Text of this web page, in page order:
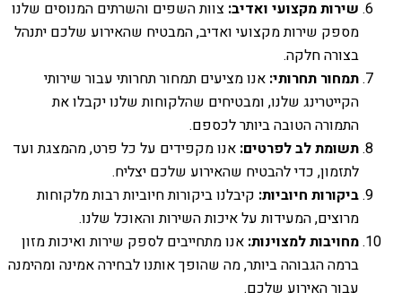
שירות מקצועי ואדיב: צוות השפים והשרתים המנוסים שלנו
מספק שירות מקצועי ואדיב, המבטיח שהאירוע שלכם יתנהל
בצורה חלקה.
תמחור תחרותי: אנו מציעים תמחור תחרותי עבור שירותי
הקייטרינג שלנו, ומבטיחים שהלקוחות שלנו יקבלו את
התמורה הטובה ביותר לכספם.
תשומת לב לפרטים: אנו מקפידים על כל פרט, מהמצגת ועד
לתזמון, כדי להבטיח שהאירוע שלכם יצליח.
ביקורות חיוביות: קיבלנו ביקורות חיוביות רבות מלקוחות
מרוצים, המעידות על איכות השירות והאוכל שלנו.
מחויבות למצוינות: אנו מתחייבים לספק שירות ואיכות מזון
ברמה הגבוהה ביותר, מה שהופך אותנו לבחירה אמינה ומהימנה
עבור האירוע שלכם.